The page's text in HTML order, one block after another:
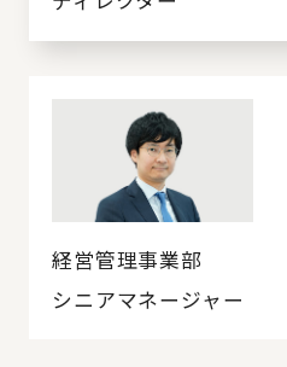
経営管理事業部
シニアマネージャー